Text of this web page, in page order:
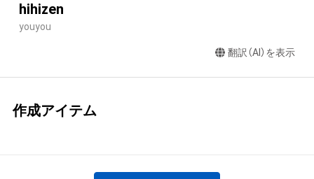
hihizen
youyou
翻訳（AI）を表示
作成アイテム